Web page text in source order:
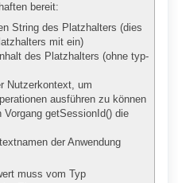
bereit:
String des Platzhalters (dies
mit ein)
des Platzhalters (ohne typ-
Nutzerkontext, um
ausführen zu können
Vorgang getSessionId() die
der Anwendung
muss vom Typ